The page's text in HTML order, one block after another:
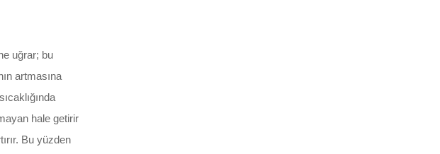
uğrar; bu
artmasına
hale getirir
Bu yüzden